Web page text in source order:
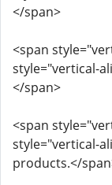
</span>
<span
style="vertical-
</span>
<span
style="vertical-
products.</